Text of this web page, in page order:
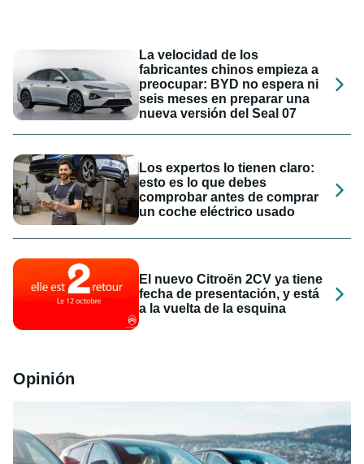
La velocidad de los
fabricantes chinos empieza a
preocupar: BYD no espera ni
seis meses en preparar una
nueva versión del Seal 07
Los expertos lo tienen claro:
esto es lo que debes
comprobar antes de comprar
un coche eléctrico usado
El nuevo Citroën 2CV ya tiene
fecha de presentación, y está
a la vuelta de la esquina
Opinión